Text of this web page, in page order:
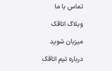
تماس با ما
وبلاگ اتاقک
میزبان شوید
درباره تیم اتاقک